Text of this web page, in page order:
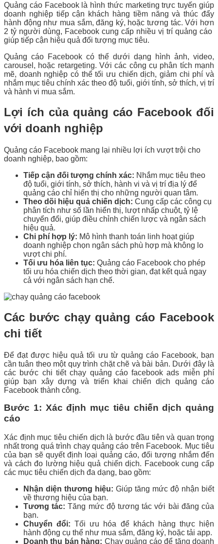
Quảng cáo Facebook là hình thức marketing trực tuyến giúp
doanh nghiệp tiếp cận khách hàng tiềm năng và thúc đẩy
hành động như mua sắm, đăng ký, hoặc tương tác. Với hơn
2 tỷ người dùng, Facebook cung cấp nhiều vị trí quảng cáo
giúp tiếp cận hiệu quả đối tượng mục tiêu.
Quảng cáo Facebook có thể dưới dạng hình ảnh, video,
carousel, hoặc retargeting. Với các công cụ phân tích mạnh
mẽ, doanh nghiệp có thể tối ưu chiến dịch, giảm chi phí và
nhắm mục tiêu chính xác theo độ tuổi, giới tính, sở thích, vị trí
và hành vi mua sắm.
Lợi ích của quảng cáo Facebook đối
với doanh nghiệp
Quảng cáo Facebook mang lại nhiều lợi ích vượt trội cho
doanh nghiệp, bao gồm:
Tiếp cận đối tượng chính xác: Nhắm mục tiêu theo
độ tuổi, giới tính, sở thích, hành vi và vị trí địa lý để
quảng cáo chỉ hiển thị cho những người quan tâm.
Theo dõi hiệu quả chiến dịch: Cung cấp các công cụ
phân tích như số lần hiển thị, lượt nhấp chuột, tỷ lệ
chuyển đổi, giúp điều chỉnh chiến lược và ngân sách
hiệu quả.
Chi phí hợp lý: Mô hình thanh toán linh hoạt giúp
doanh nghiệp chọn ngân sách phù hợp mà không lo
vượt chi phí.
Tối ưu hóa liên tục: Quảng cáo Facebook cho phép
tối ưu hóa chiến dịch theo thời gian, đạt kết quả ngay
cả với ngân sách hạn chế.
Các bước chạy quảng cáo Facebook
chi tiết
Để đạt được hiệu quả tối ưu từ quảng cáo Facebook, bạn
cần tuân theo một quy trình chặt chẽ và bài bản. Dưới đây là
các bước chi tiết chạy quảng cáo facebook ads miễn phí
giúp bạn xây dựng và triển khai chiến dịch quảng cáo
Facebook thành công.
Bước 1: Xác định mục tiêu chiến dịch quảng
cáo
Xác định mục tiêu chiến dịch là bước đầu tiên và quan trọng
nhất trong quá trình chạy quảng cáo trên Facebook. Mục tiêu
của bạn sẽ quyết định loại quảng cáo, đối tượng nhắm đến
và cách đo lường hiệu quả chiến dịch. Facebook cung cấp
các mục tiêu chiến dịch đa dạng, bao gồm:
Nhận diện thương hiệu: Giúp tăng mức độ nhận biết
về thương hiệu của bạn.
Tương tác: Tăng mức độ tương tác với bài đăng của
bạn.
Chuyển đổi: Tối ưu hóa để khách hàng thực hiện
hành động cụ thể như mua sắm, đăng ký, hoặc tải app.
Doanh thu bán hàng: Chạy quảng cáo để tăng doanh